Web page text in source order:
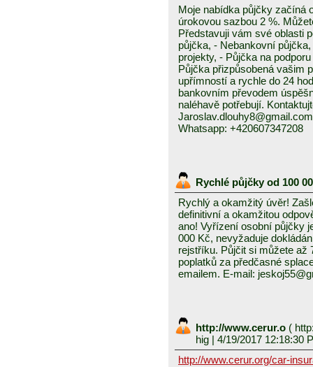
Moje nabídka půjčky začíná
úrokovou sazbou 2 %.
Představuji vám své oblasti
půjčka, - Nebankovní
projekty, - Půjčka na
Půjčka přizpůsobená vašim
upřímností a rychle do 24
bankovním převodem
naléhavě potřebují.
Jaroslav.dlouhy8@gmail.com
Whatsapp: +420607347208
Rychlé půjčky od 100
Rychlý a okamžitý úvěr!
definitivní a okamžitou
ano! Vyřízení osobní půjčky
000 Kč, nevyžaduje
rejstříku. Půjčit si můžete až
poplatků za předčasné
emailem. E-mail:
http://www.cerur.o (
hig | 4/19/2017 12:18:30
http://www.cerur.org/car-